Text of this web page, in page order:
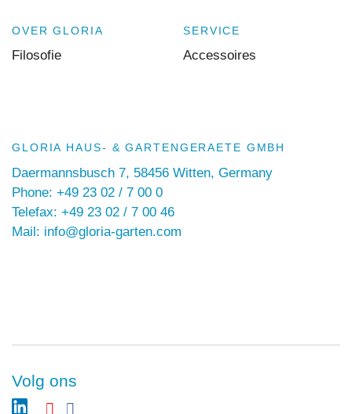
OVER GLORIA
Filosofie
SERVICE
Accessoires
GLORIA HAUS- & GARTENGERAETE GMBH
Daermannsbusch 7, 58456 Witten, Germany
Phone: +49 23 02 / 7 00 0
Telefax: +49 23 02 / 7 00 46
Mail: info@gloria-garten.com
Volg ons